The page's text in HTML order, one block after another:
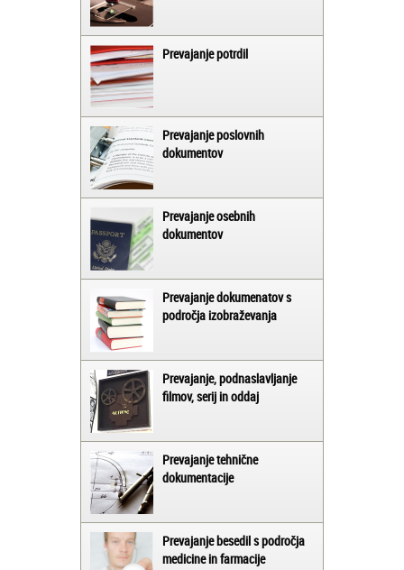
Prevajanje potrdil
Prevajanje poslovnih
dokumentov
Prevajanje osebnih
dokumentov
Prevajanje dokumenatov s
področja izobraževanja
Prevajanje, podnaslavljanje
filmov, serij in oddaj
Prevajanje tehnične
dokumentacije
Prevajanje besedil s področja
medicine in farmacije